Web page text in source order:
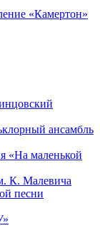
«Камертон»
ансамбль
«На маленькой
К. Малевича
песни